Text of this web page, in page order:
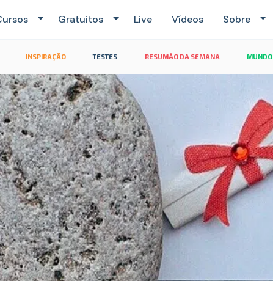
Gratuitos Live Vídeos Sobre
INSPIRAÇÃO TESTES RESUMÃO DA SEMANA MUNDO